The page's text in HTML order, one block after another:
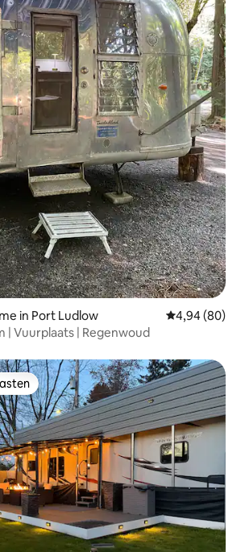
in Port Ludlow Gemiddelde
4,94 (80)
| Vuurplaats | Regenwoud